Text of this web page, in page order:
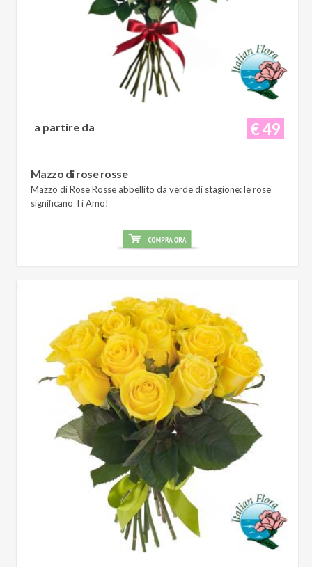
€ 49
a partire da
Mazzo di rose rosse
Mazzo di Rose Rosse abbellito da verde di stagione: le rose
significano Ti Amo!